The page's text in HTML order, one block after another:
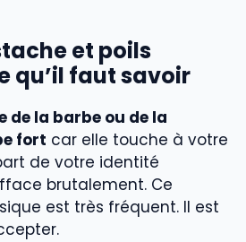
et poils
qu’il faut savoir
de la barbe ou de la
fort car elle touche à votre
de votre identité
brutalement. Ce
est très fréquent. Il est